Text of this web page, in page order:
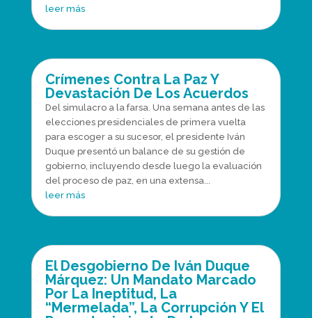
leer más
Crímenes Contra La Paz Y
Devastación De Los Acuerdos
Del simulacro a la farsa. Una semana antes de las
elecciones presidenciales de primera vuelta
para escoger a su sucesor, el presidente Iván
Duque presentó un balance de su gestión de
gobierno, incluyendo desde luego la evaluación
del proceso de paz, en una extensa...
leer más
El Desgobierno De Iván Duque
Márquez: Un Mandato Marcado
Por La Ineptitud, La
“Mermelada”, La Corrupción Y El